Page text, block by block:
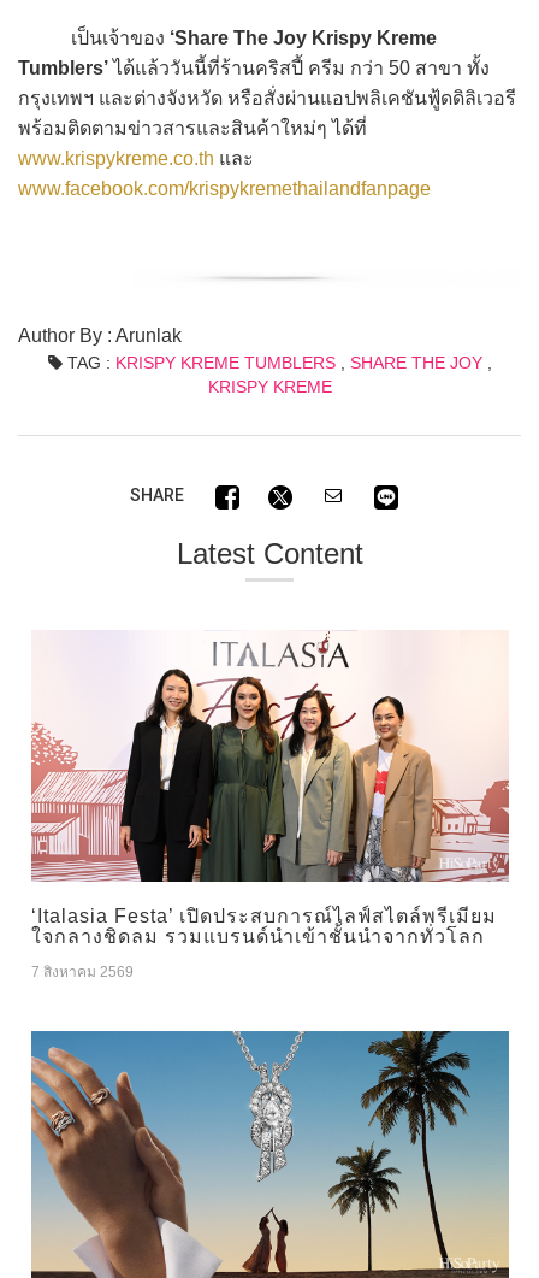
เป็นเจ้าของ ‘Share The Joy Krispy Kreme
Tumblers’ได้แล้ววันนี้ที่ร้านคริสปี้ ครีม กว่า 50 สาขา ทั้ง
กรุงเทพฯ และต่างจังหวัด หรือสั่งผ่านแอปพลิเคชันฟู้ดดิลิเวอรี
พร้อมติดตามข่าวสารและสินค้าใหม่ๆ ได้ที่
www.krispykreme.co.th และ
www.facebook.com/krispykremethailandfanpage
Author By : Arunlak
TAG : KRISPY KREME TUMBLERS, SHARE THE JOY,
KRISPY KREME
SHARE
Latest Content
‘Italasia Festa’ เปิดประสบการณ์ไลฟ์สไตล์พรีเมียม
ใจกลางชิดลม รวมแบรนด์นำเข้าชั้นนำจากทั่วโลก
7 สิงหาคม 2569